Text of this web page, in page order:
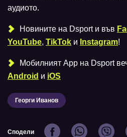
аудиото.
Новините на Dsport и във
YouTube, TikTok и Instagram!
Мобилният Аpp на Dsport
Android и iOS
Георги Иванов
Сподели